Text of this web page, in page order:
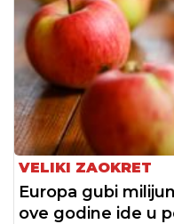
VELIKI ZAOKRET
Europa gubi
ove godine ide u